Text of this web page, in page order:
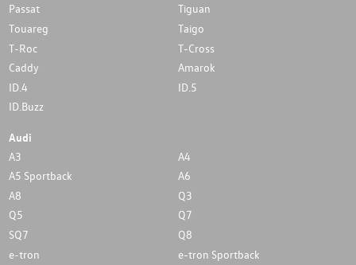
Passat
Tiguan
Touareg
Taigo
T-Roc
T-Cross
Caddy
Amarok
ID.4
ID.5
ID.Buzz
Audi
A3
A4
A5 Sportback
A6
A8
Q3
Q5
Q7
SQ7
Q8
e-tron
e-tron Sportback